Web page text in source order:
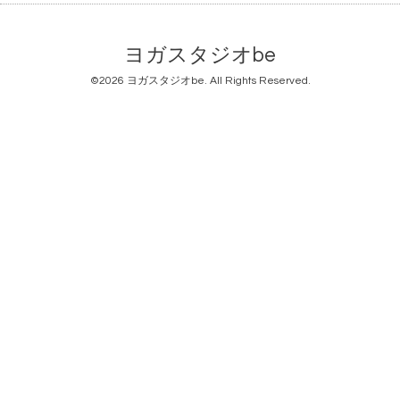
ヨガスタジオbe
©2026 ヨガスタジオbe. All Rights Reserved.